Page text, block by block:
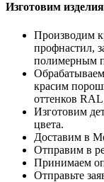
Изготовим
Производим
профнастил,
полимерным
красим
оттенков
Изготовим
цвета.
Доставим в
Отправим в
Принимаем
Отправьте